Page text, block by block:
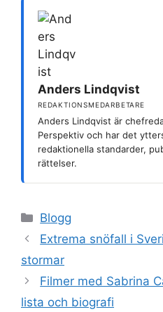
Anders Lindqvist
REDAKTIONSMEDARBETARE
Anders Lindqvist är
Perspektiv och har det
redaktionella standarder,
rättelser.
Kategorier
Blogg
Extrema snöfall i
stormar
Filmer med Sabrina
lista och biografi